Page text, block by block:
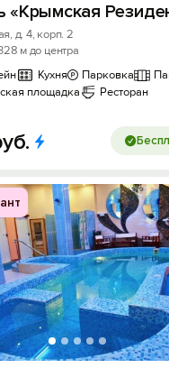
«Крымская
д. 4, корп. 2
м до центра
Кухня Парковка
площадка Ресторан